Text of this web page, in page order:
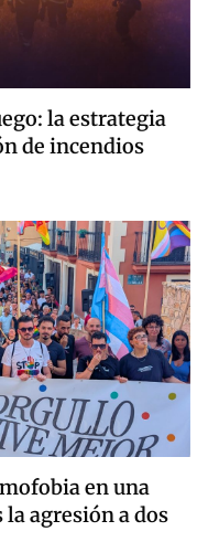
la estrategia
de incendios
en una
agresión a dos